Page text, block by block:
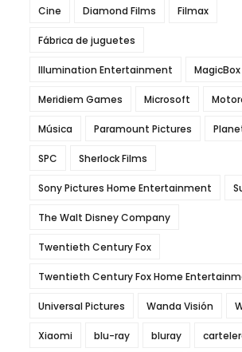
Cine Diamond Films Filmax
Fábrica de juguetes
Illumination Entertainment MagicBox
Meridiem Games Microsoft
Música Paramount Pictures
SPC Sherlock Films
Sony Pictures Home Entertainment
The Walt Disney Company
Twentieth Century Fox
Twentieth Century Fox Home
Universal Pictures Wanda Visión
Xiaomi blu-ray bluray